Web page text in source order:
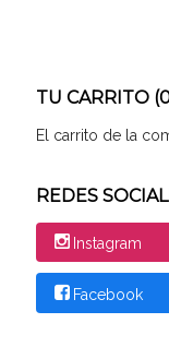
TU CARRITO
El carrito de la
REDES
Instagram
Facebook